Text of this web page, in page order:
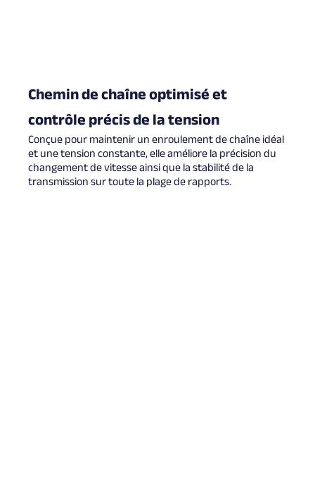
Chemin de chaîne optimisé et
contrôle précis de la tension
Conçue pour maintenir un enroulement de chaîne idéal
et une tension constante, elle améliore la précision du
changement de vitesse ainsi que la stabilité de la
transmission sur toute la plage de rapports.